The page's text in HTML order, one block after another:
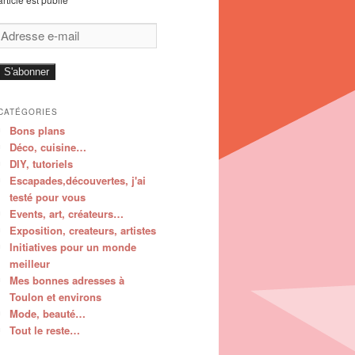
Adresse
S'abonner
Bons plans
Déco, cuisine…
DIY, tutoriels
Escapades,découvertes, j'ai
testé pour vous
Events, art, créateurs…
Exposition, createurs, artistes
Initiatives pour un monde
meilleur
Mes bonnes adresses à
Toulon et environs
Mode, beauté…
Tout le reste…